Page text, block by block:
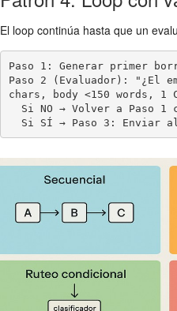
El loop continúa hasta que un
Paso 1: Generar primer
Paso 2 (Evaluador): "¿El
chars, body <150 words,
Si SÍ → Paso 3: Enviar